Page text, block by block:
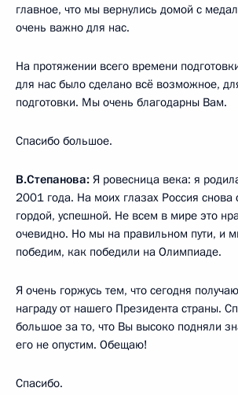
главное, что мы вернулись домой с
очень важно для нас.
На протяжении всего времени
для нас было сделано всё возможное,
подготовки. Мы очень благодарны Вам.
Спасибо большое.
В.Степанова: Я ровесница века: я
2001 года. На моих глазах Россия снова
гордой, успешной. Не всем в мире это
очевидно. Но мы на правильном пути, и
победим, как победили на Олимпиаде.
Я очень горжусь тем, что сегодня
награду от нашего Президента страны.
большое за то, что Вы высоко подняли
его не опустим. Обещаю!
Спасибо.